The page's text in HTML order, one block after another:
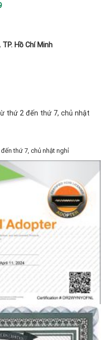
Hồ Chí Minh
thứ 2 đến thứ 7, chủ nhật
thứ 7, chủ nhật nghỉ